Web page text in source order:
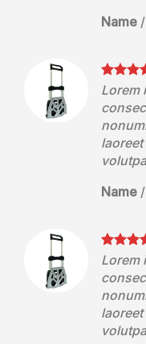
Name /
Lorem
Name /
Lorem